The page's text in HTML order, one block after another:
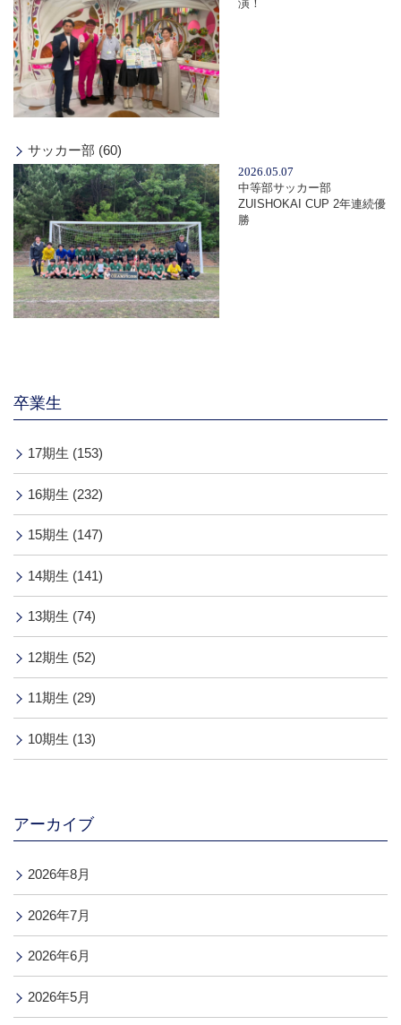
演！
サッカー部 (60)
2026.05.07
中等部サッカー部
ZUISHOKAI CUP 2年連続優
勝
卒業生
17期生 (153)
16期生 (232)
15期生 (147)
14期生 (141)
13期生 (74)
12期生 (52)
11期生 (29)
10期生 (13)
アーカイブ
2026年8月
2026年7月
2026年6月
2026年5月